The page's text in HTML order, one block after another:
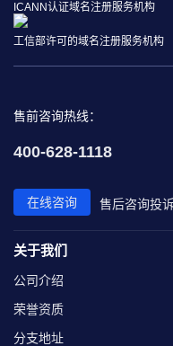
ICANN认证域名注册服务机构
工信部许可的域名注册服务机构
售前咨询热线：
400-628-1118
在线咨询 售后咨询投
关于我们
公司介绍
荣誉资质
分支地址